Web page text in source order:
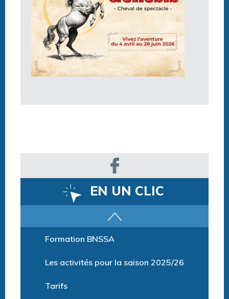
EN UN CLIC
Parcours training